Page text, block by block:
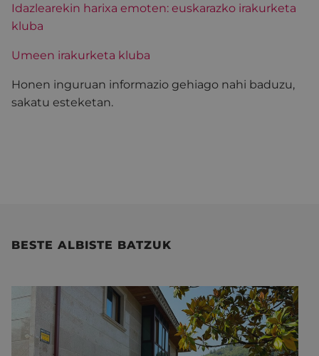
Idazlearekin harixa emoten: euskarazko irakurketa
kluba
Umeen irakurketa kluba
Honen inguruan informazio gehiago nahi baduzu,
sakatu esteketan.
BESTE ALBISTE BATZUK